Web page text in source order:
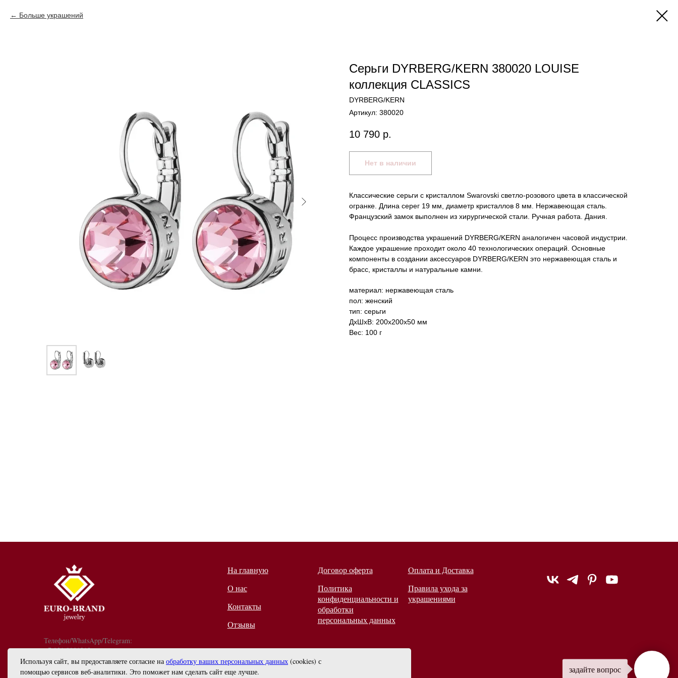
Больше украшений
Серьги DYRBERG/KERN 380020 LOUISE
коллекция CLASSICS
DYRBERG/KERN
Артикул: 380020
10 790 р.
Нет в наличии
Классические серьги с кристаллом Swarovski светло-розового цвета в классической
огранке. Длина серег 19 мм, диаметр кристаллов 8 мм. Нержавеющая сталь.
Французский замок выполнен из хирургической стали. Ручная работа. Дания.
Процесс производства украшений DYRBERG/KERN аналогичен часовой индустрии.
Каждое украшение проходит около 40 технологических операций. Основные
компоненты в создании аксессуаров DYRBERG/KERN это нержавеющая сталь и
брасс, кристаллы и натуральные камни.
материал: нержавеющая сталь
пол: женский
тип: серьги
ДxШxВ: 200x200x50 мм
Вес: 100 г
задайте вопрос
Используя сайт, вы предоставляете согласие на обработку ваших персональных данных (cookies) с
помощью сервисов веб-аналитики. Это поможет нам сделать сайт еще лучше.
Телефон/WhatsApp/Telegram:
+7 921 9081213
График работы: с 10:00 до 18:00
info@euro-brand.ru
На главную
О нас
Контакты
Отзывы
Договор оферта
Политика
конфиденциальности и
обработки
персональных данных
Оплата и Доставка
Правила ухода за
украшениями